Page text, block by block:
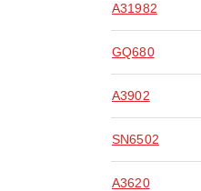
A31982
GQ680
A3902
SN6502
A3620